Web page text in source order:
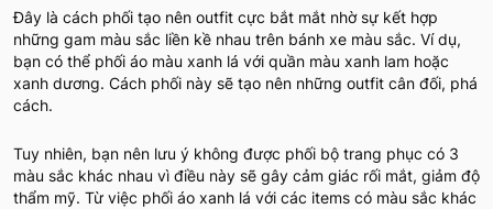
Đây là cách phối tạo nên outfit cực bắt mắt nhờ sự kết hợp
những gam màu sắc liền kề nhau trên bánh xe màu sắc. Ví dụ,
bạn có thể phối áo màu xanh lá với quần màu xanh lam hoặc
xanh dương. Cách phối này sẽ tạo nên những outfit cân đối, phá
cách.
Tuy nhiên, bạn nên lưu ý không được phối bộ trang phục có 3
màu sắc khác nhau vì điều này sẽ gây cảm giác rối mắt, giảm độ
thẩm mỹ. Từ việc phối áo xanh lá với các items có màu sắc khác